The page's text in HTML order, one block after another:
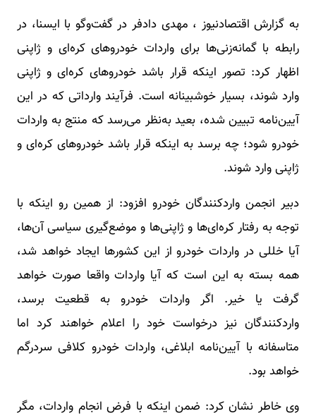
به گزارش اقتصادنیوز ، مهدی دادفر در گفت‌وگو با ایسنا، در
رابطه با گمانه‌زنی‌ها برای واردات خودروهای کره‌ای و ژاپنی
اظهار کرد: تصور اینکه قرار باشد خودروهای کره‌ای و ژاپنی
وارد شوند، بسیار خوشبینانه است. فرآیند وارداتی که در این
آیین‌نامه تبیین شده، بعید به‌نظر می‌رسد که منتج به واردات
خودرو شود؛ چه برسد به اینکه قرار باشد خودروهای کره‌ای و
ژاپنی وارد شوند.
دبیر انجمن واردکنندگان خودرو افزود: از همین رو اینکه با
توجه به رفتار کره‌ای‌ها و ژاپنی‌ها و موضع‌گیری سیاسی آن‌ها،
آیا خللی در واردات خودرو از این کشورها ایجاد خواهد شد،
همه بسته به این است که آیا واردات واقعا صورت خواهد
گرفت یا خیر. اگر واردات خودرو به قطعیت برسد،
واردکنندگان نیز درخواست خود را اعلام خواهند کرد اما
متاسفانه با آیین‌نامه ابلاغی، واردات خودرو کلافی سردرگم
خواهد بود.
وی خاطر نشان کرد: ضمن اینکه با فرض انجام واردات، مگر